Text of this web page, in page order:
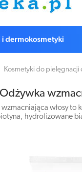
i dermokosmetyki
Kosmetyki do pielęgnacji
włosy to
hydrolizowane